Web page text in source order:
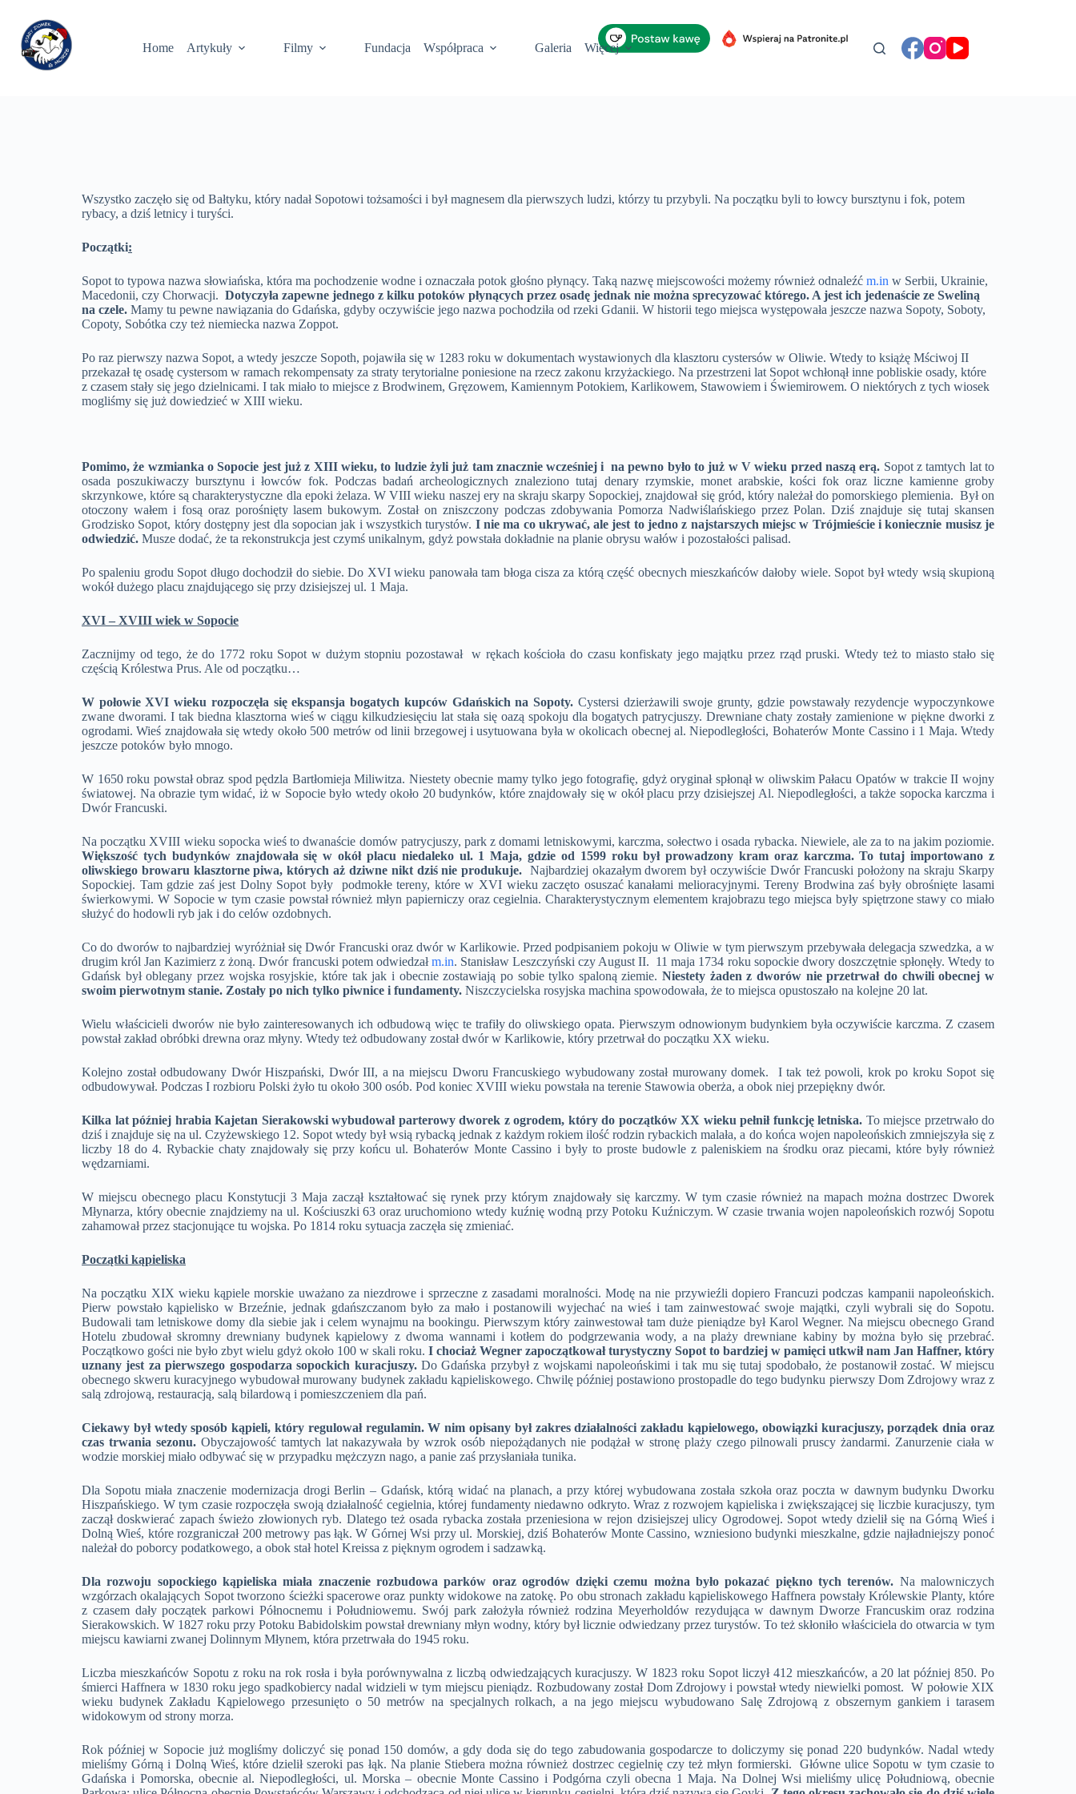
Home Artykuły Filmy Fundacja Współpraca Galeria Więcej
Wszystko zaczęło się od Bałtyku, który nadał Sopotowi tożsamości i był magnesem dla pierwszych ludzi, którzy tu przybyli. Na początku byli to łowcy bursztynu i fok, potem
rybacy, a dziś letnicy i turyści.
Początki:
Sopot to typowa nazwa słowiańska, która ma pochodzenie wodne i oznaczała potok głośno płynący. Taką nazwę miejscowości możemy również odnaleźć m.in w Serbii, Ukrainie,
Macedonii, czy Chorwacji. Dotyczyła zapewne jednego z kilku potoków płynących przez osadę jednak nie można sprecyzować którego. A jest ich jedenaście ze Sweliną
na czele. Mamy tu pewne nawiązania do Gdańska, gdyby oczywiście jego nazwa pochodziła od rzeki Gdanii. W historii tego miejsca występowała jeszcze nazwa Sopoty, Soboty,
Copoty, Sobótka czy też niemiecka nazwa Zoppot.
Po raz pierwszy nazwa Sopot, a wtedy jeszcze Sopoth, pojawiła się w 1283 roku w dokumentach wystawionych dla klasztoru cystersów w Oliwie. Wtedy to książę Mściwoj II
przekazał tę osadę cystersom w ramach rekompensaty za straty terytorialne poniesione na rzecz zakonu krzyżackiego. Na przestrzeni lat Sopot wchłonął inne pobliskie osady, które
z czasem stały się jego dzielnicami. I tak miało to miejsce z Brodwinem, Gręzowem, Kamiennym Potokiem, Karlikowem, Stawowiem i Świemirowem. O niektórych z tych wiosek
mogliśmy się już dowiedzieć w XIII wieku.
Pomimo, że wzmianka o Sopocie jest już z XIII wieku, to ludzie żyli już tam znacznie wcześniej i na pewno było to już w V wieku przed naszą erą. Sopot z tamtych lat to
osada poszukiwaczy bursztynu i łowców fok. Podczas badań archeologicznych znaleziono tutaj denary rzymskie, monet arabskie, kości fok oraz liczne kamienne groby
skrzynkowe, które są charakterystyczne dla epoki żelaza. W VIII wieku naszej ery na skraju skarpy Sopockiej, znajdował się gród, który należał do pomorskiego plemienia. Był on
otoczony wałem i fosą oraz porośnięty lasem bukowym. Został on zniszczony podczas zdobywania Pomorza Nadwiślańskiego przez Polan. Dziś znajduje się tutaj skansen
Grodzisko Sopot, który dostępny jest dla sopocian jak i wszystkich turystów. I nie ma co ukrywać, ale jest to jedno z najstarszych miejsc w Trójmieście i koniecznie musisz je
odwiedzić. Musze dodać, że ta rekonstrukcja jest czymś unikalnym, gdyż powstała dokładnie na planie obrysu wałów i pozostałości palisad.
Po spaleniu grodu Sopot długo dochodził do siebie. Do XVI wieku panowała tam błoga cisza za którą część obecnych mieszkańców dałoby wiele. Sopot był wtedy wsią skupioną
wokół dużego placu znajdującego się przy dzisiejszej ul. 1 Maja.
XVI – XVIII wiek w Sopocie
Zacznijmy od tego, że do 1772 roku Sopot w dużym stopniu pozostawał w rękach kościoła do czasu konfiskaty jego majątku przez rząd pruski. Wtedy też to miasto stało się
częścią Królestwa Prus. Ale od początku…
W połowie XVI wieku rozpoczęła się ekspansja bogatych kupców Gdańskich na Sopoty. Cystersi dzierżawili swoje grunty, gdzie powstawały rezydencje wypoczynkowe
zwane dworami. I tak biedna klasztorna wieś w ciągu kilkudziesięciu lat stała się oazą spokoju dla bogatych patrycjuszy. Drewniane chaty zostały zamienione w piękne dworki z
ogrodami. Wieś znajdowała się wtedy około 500 metrów od linii brzegowej i usytuowana była w okolicach obecnej al. Niepodległości, Bohaterów Monte Cassino i 1 Maja. Wtedy
jeszcze potoków było mnogo.
W 1650 roku powstał obraz spod pędzla Bartłomieja Miliwitza. Niestety obecnie mamy tylko jego fotografię, gdyż oryginał spłonął w oliwskim Pałacu Opatów w trakcie II wojny
światowej. Na obrazie tym widać, iż w Sopocie było wtedy około 20 budynków, które znajdowały się w okół placu przy dzisiejszej Al. Niepodległości, a także sopocka karczma i
Dwór Francuski.
Na początku XVIII wieku sopocka wieś to dwanaście domów patrycjuszy, park z domami letniskowymi, karczma, sołectwo i osada rybacka. Niewiele, ale za to na jakim poziomie.
Większość tych budynków znajdowała się w okół placu niedaleko ul. 1 Maja, gdzie od 1599 roku był prowadzony kram oraz karczma. To tutaj importowano z
oliwskiego browaru klasztorne piwa, których aż dziwne nikt dziś nie produkuje. Najbardziej okazałym dworem był oczywiście Dwór Francuski położony na skraju Skarpy
Sopockiej. Tam gdzie zaś jest Dolny Sopot były podmokłe tereny, które w XVI wieku zaczęto osuszać kanałami melioracyjnymi. Tereny Brodwina zaś były obrośnięte lasami
świerkowymi. W Sopocie w tym czasie powstał również młyn papierniczy oraz cegielnia. Charakterystycznym elementem krajobrazu tego miejsca były spiętrzone stawy co miało
służyć do hodowli ryb jak i do celów ozdobnych.
Co do dworów to najbardziej wyróżniał się Dwór Francuski oraz dwór w Karlikowie. Przed podpisaniem pokoju w Oliwie w tym pierwszym przebywała delegacja szwedzka, a w
drugim król Jan Kazimierz z żoną. Dwór francuski potem odwiedzałm.in. Stanisław Leszczyński czy August II. 11 maja 1734 roku sopockie dwory doszczętnie spłonęły. Wtedy to
Gdańsk był oblegany przez wojska rosyjskie, które tak jak i obecnie zostawiają po sobie tylko spaloną ziemie.Niestety żaden z dworów nie przetrwał do chwili obecnej w
swoim pierwotnym stanie. Zostały po nich tylko piwnice i fundamenty. Niszczycielska rosyjska machina spowodowała, że to miejsca opustoszało na kolejne 20 lat.
Wielu właścicieli dworów nie było zainteresowanych ich odbudową więc te trafiły do oliwskiego opata. Pierwszym odnowionym budynkiem była oczywiście karczma. Z czasem
powstał zakład obróbki drewna oraz młyny. Wtedy też odbudowany został dwór w Karlikowie, który przetrwał do początku XX wieku.
Kolejno został odbudowany Dwór Hiszpański, Dwór III, a na miejscu Dworu Francuskiego wybudowany został murowany domek. I tak też powoli, krok po kroku Sopot się
odbudowywał. Podczas I rozbioru Polski żyło tu około 300 osób. Pod koniec XVIII wieku powstała na terenie Stawowia oberża, a obok niej przepiękny dwór.
Kilka lat później hrabia Kajetan Sierakowski wybudował parterowy dworek z ogrodem, który do początków XX wieku pełnił funkcję letniska. To miejsce przetrwało do
dziś i znajduje się na ul. Czyżewskiego 12. Sopot wtedy był wsią rybacką jednak z każdym rokiem ilość rodzin rybackich malała, a do końca wojen napoleońskich zmniejszyła się z
liczby 18 do 4. Rybackie chaty znajdowały się przy końcu ul. Bohaterów Monte Cassino i były to proste budowle z paleniskiem na środku oraz piecami, które były również
wędzarniami.
W miejscu obecnego placu Konstytucji 3 Maja zaczął kształtować się rynek przy którym znajdowały się karczmy. W tym czasie również na mapach można dostrzec Dworek
Młynarza, który obecnie znajdziemy na ul. Kościuszki 63 oraz uruchomiono wtedy kuźnię wodną przy Potoku Kuźniczym. W czasie trwania wojen napoleońskich rozwój Sopotu
zahamował przez stacjonujące tu wojska. Po 1814 roku sytuacja zaczęła się zmieniać.
Początki kąpieliska
Na początku XIX wieku kąpiele morskie uważano za niezdrowe i sprzeczne z zasadami moralności. Modę na nie przywieźli dopiero Francuzi podczas kampanii napoleońskich.
Pierw powstało kąpielisko w Brzeźnie, jednak gdańszczanom było za mało i postanowili wyjechać na wieś i tam zainwestować swoje majątki, czyli wybrali się do Sopotu.
Budowali tam letniskowe domy dla siebie jak i celem wynajmu na bookingu. Pierwszym który zainwestował tam duże pieniądze był Karol Wegner. Na miejscu obecnego Grand
Hotelu zbudował skromny drewniany budynek kąpielowy z dwoma wannami i kotłem do podgrzewania wody, a na plaży drewniane kabiny by można było się przebrać.
Początkowo gości nie było zbyt wielu gdyż około 100 w skali roku. I chociaż Wegner zapoczątkował turystyczny Sopot to bardziej w pamięci utkwił nam Jan Haffner, który
uznany jest za pierwszego gospodarza sopockich kuracjuszy.Do Gdańska przybył z wojskami napoleońskimi i tak mu się tutaj spodobało, że postanowił zostać. W miejscu
obecnego skweru kuracyjnego wybudował murowany budynek zakładu kąpieliskowego. Chwilę później postawiono prostopadle do tego budynku pierwszy Dom Zdrojowy wraz z
salą zdrojową, restauracją, salą bilardową i pomieszczeniem dla pań.
Ciekawy był wtedy sposób kąpieli, który regulował regulamin. W nim opisany był zakres działalności zakładu kąpielowego, obowiązki kuracjuszy, porządek dnia oraz
czas trwania sezonu. Obyczajowość tamtych lat nakazywała by wzrok osób niepożądanych nie podążał w stronę plaży czego pilnowali pruscy żandarmi. Zanurzenie ciała w
wodzie morskiej miało odbywać się w przypadku mężczyzn nago, a panie zaś przysłaniała tunika.
Dla Sopotu miała znaczenie modernizacja drogi Berlin – Gdańsk, którą widać na planach, a przy której wybudowana została szkoła oraz poczta w dawnym budynku Dworku
Hiszpańskiego. W tym czasie rozpoczęła swoją działalność cegielnia, której fundamenty niedawno odkryto. Wraz z rozwojem kąpieliska i zwiększającej się liczbie kuracjuszy, tym
zaczął doskwierać zapach świeżo złowionych ryb. Dlatego też osada rybacka została przeniesiona w rejon dzisiejszej ulicy Ogrodowej. Sopot wtedy dzielił się na Górną Wieś i
Dolną Wieś, które rozgraniczał 200 metrowy pas łąk. W Górnej Wsi przy ul. Morskiej, dziś Bohaterów Monte Cassino, wzniesiono budynki mieszkalne, gdzie najładniejszy ponoć
należał do poborcy podatkowego, a obok stał hotel Kreissa z pięknym ogrodem i sadzawką.
Dla rozwoju sopockiego kąpieliska miała znaczenie rozbudowa parków oraz ogrodów dzięki czemu można było pokazać piękno tych terenów. Na malowniczych
wzgórzach okalających Sopot tworzono ścieżki spacerowe oraz punkty widokowe na zatokę. Po obu stronach zakładu kąpieliskowego Haffnera powstały Królewskie Planty, które
z czasem dały początek parkowi Północnemu i Południowemu. Swój park założyła również rodzina Meyerholdów rezydująca w dawnym Dworze Francuskim oraz rodzina
Sierakowskich. W 1827 roku przy Potoku Babidolskim powstał drewniany młyn wodny, który był licznie odwiedzany przez turystów. To też skłoniło właściciela do otwarcia w tym
miejscu kawiarni zwanej Dolinnym Młynem, która przetrwała do 1945 roku.
Liczba mieszkańców Sopotu z roku na rok rosła i była porównywalna z liczbą odwiedzających kuracjuszy. W 1823 roku Sopot liczył 412 mieszkańców, a 20 lat później 850. Po
śmierci Haffnera w 1830 roku jego spadkobiercy nadal widzieli w tym miejscu pieniądz. Rozbudowany został Dom Zdrojowy i powstał wtedy niewielki pomost. W połowie XIX
wieku budynek Zakładu Kąpielowego przesunięto o 50 metrów na specjalnych rolkach, a na jego miejscu wybudowano Salę Zdrojową z obszernym gankiem i tarasem
widokowym od strony morza.
Rok później w Sopocie już mogliśmy doliczyć się ponad 150 domów, a gdy doda się do tego zabudowania gospodarcze to doliczymy się ponad 220 budynków. Nadal wtedy
mieliśmy Górną i Dolną Wieś, które dzielił szeroki pas łąk. Na planie Stiebera można również dostrzec cegielnię czy też młyn formierski. Główne ulice Sopotu w tym czasie to
Gdańska i Pomorska, obecnie al. Niepodległości, ul. Morska – obecnie Monte Cassino i Podgórna czyli obecna 1 Maja. Na Dolnej Wsi mieliśmy ulicę Południową, obecnie